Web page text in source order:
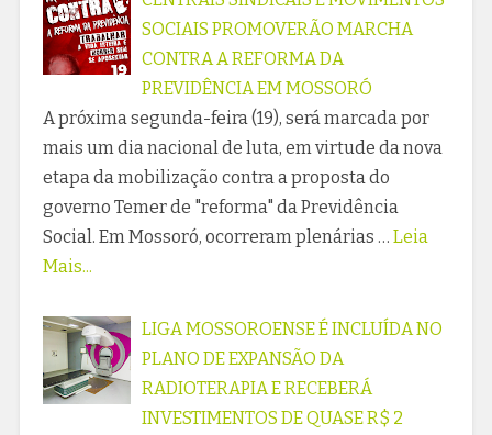
SOCIAIS PROMOVERÃO MARCHA
CONTRA A REFORMA DA
PREVIDÊNCIA EM MOSSORÓ
A próxima segunda-feira (19), será marcada por
mais um dia nacional de luta, em virtude da nova
etapa da mobilização contra a proposta do
governo Temer de "reforma" da Previdência
Social. Em Mossoró, ocorreram plenárias … Leia
Mais...
LIGA MOSSOROENSE É INCLUÍDA NO
PLANO DE EXPANSÃO DA
RADIOTERAPIA E RECEBERÁ
INVESTIMENTOS DE QUASE R$ 2